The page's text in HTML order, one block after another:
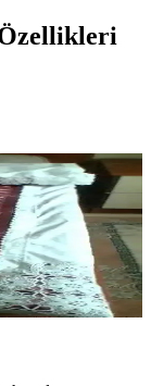
Yatak
konfor sunar.
özgünlük